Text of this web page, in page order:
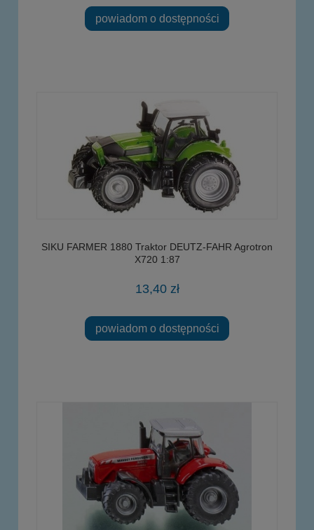
powiadom o dostępności
SIKU FARMER 1880 Traktor DEUTZ-FAHR Agrotron
X720 1:87
13,40 zł
powiadom o dostępności